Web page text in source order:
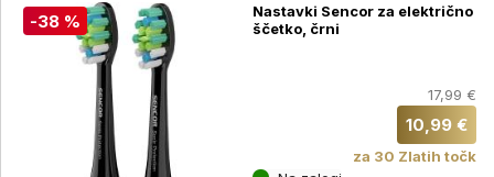
-38 %
Nastavki Sencor za električno
ščetko, črni
17,99 €
10,99 €
za 30 Zlatih točk